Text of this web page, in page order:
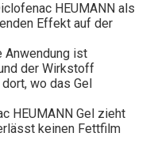
HEUMANN als
Effekt auf der
Anwendung ist
der Wirkstoff
wo das Gel
HEUMANN Gel zieht
keinen Fettfilm